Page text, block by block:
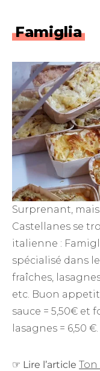
Famiglia
Surprenant,
Castellanes se
italienne :
spécialisé dans
fraîches,
etc. Buon
sauce = 5,50€ et
lasagnes = 6,50
☞ Lire l’article